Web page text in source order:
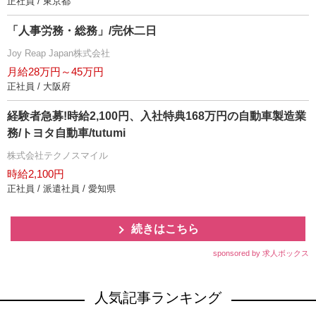
「人事労務・総務」/完休二日
Joy Reap Japan株式会社
月給28万円～45万円
正社員 / 大阪府
経験者急募!時給2,100円、入社特典168万円の自動車製造業
務/トヨタ自動車/tutumi
株式会社テクノスマイル
時給2,100円
正社員 / 派遣社員 / 愛知県
続きはこちら
sponsored by 求人ボックス
人気記事ランキング